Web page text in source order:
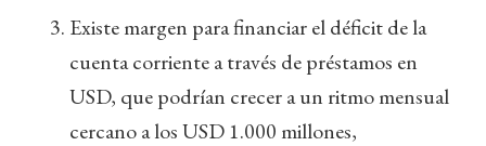
Existe margen para financiar el déficit de la
cuenta corriente a través de préstamos en
USD, que podrían crecer a un ritmo mensual
cercano a los USD 1.000 millones,